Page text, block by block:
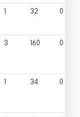
1 32 0
3 160 0
1 34 0